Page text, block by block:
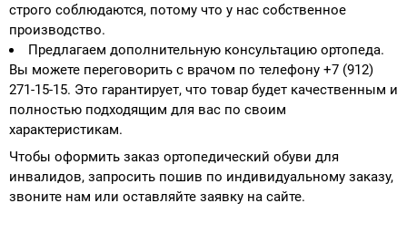
строго соблюдаются, потому что у нас собственное
производство.
Предлагаем дополнительную консультацию ортопеда.
Вы можете переговорить с врачом по телефону +7 (912)
271-15-15. Это гарантирует, что товар будет качественным и
полностью подходящим для вас по своим
характеристикам.
Чтобы оформить заказ ортопедический обуви для
инвалидов, запросить пошив по индивидуальному заказу,
звоните нам или оставляйте заявку на сайте.